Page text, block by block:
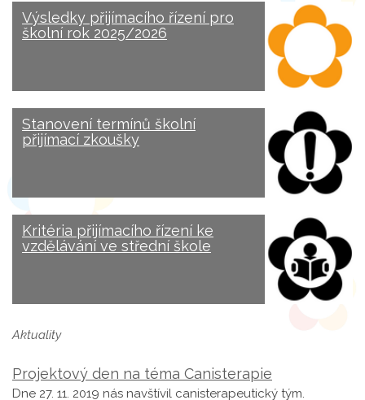
Výsledky přijímacího řízení pro
školní rok 2025/2026
Stanovení termínů školní
přijímací zkoušky
Kritéria přijímacího řízení ke
vzdělávání ve střední škole
Aktuality
Projektový den na téma Canisterapie
Dne 27. 11. 2019 nás navštívil canisterapeutický tým.